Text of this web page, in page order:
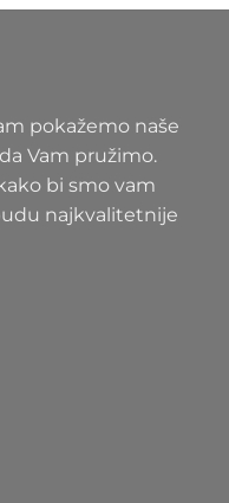
1.100 RSD
pokažemo naše
Vam pružimo.
bi smo vam
najkvalitetnije